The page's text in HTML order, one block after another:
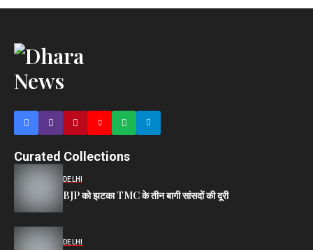
Curated Collections
DELHI
BJP को झटका TMC के तीन बागी सांसदों की दूरी
DELHI